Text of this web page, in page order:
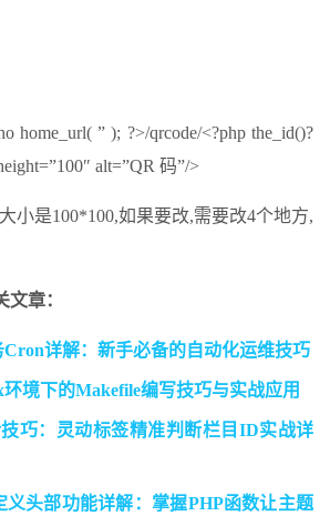
home_url( ” ); ?>/qrcode/<?php the_id()?
alt=”QR 码”/>
小是100*100,如果要改,需要改4个地方,
章：
详解：新手必备的自动化运维技巧
境下的Makefile编写技巧与实战应用
巧：灵动标签精准判断栏目ID实战详
义头部功能详解：掌握PHP函数让主题